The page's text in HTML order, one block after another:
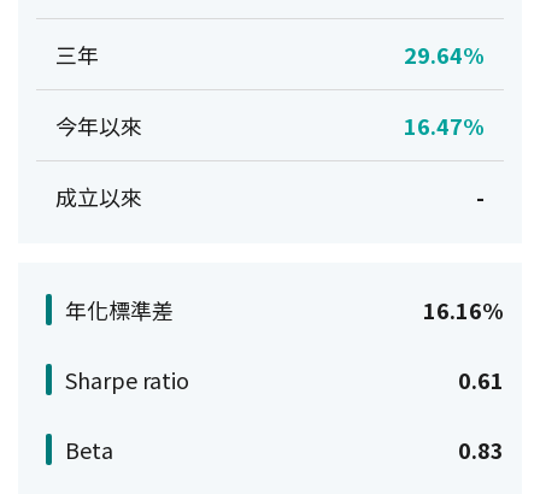
三年 29.64%
今年以來 16.47%
成立以來 -
年化標準差 16.16%
Sharpe ratio 0.61
Beta 0.83